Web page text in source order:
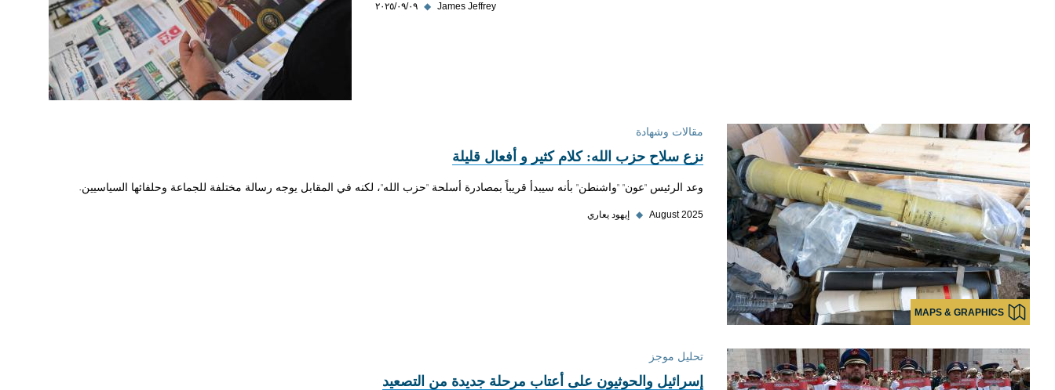
٠٩‏/٠٩‏/٢٠٢٥ ◆ James Jeffrey
MAPS & GRAPHICS
مقالات وشهادة
نزع سلاح حزب الله: كلام كثير و أفعال قليلة
وعد الرئيس "عون" "واشنطن" بأنه سيبدأ قريباً بمصادرة أسلحة "حزب الله"، لكنه في المقابل يوجه رسالة مختلفة للجماعة وحلفائها السياسيين.
August 2025
◆ إيهود يعاري
تحليل موجز
إسرائيل والحوثيون على أعتاب مرحلة جديدة من التصعيد